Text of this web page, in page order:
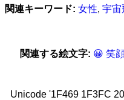
関連キーワード: 女性, 宇宙
関連する絵文字: 😀 笑
Unicode '1F469 1F3FC